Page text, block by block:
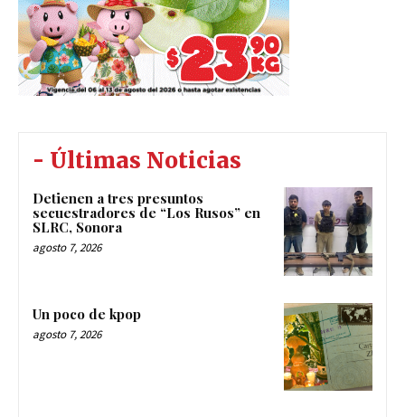
- Últimas Noticias
Detienen a tres presuntos
secuestradores de “Los Rusos” en
SLRC, Sonora
agosto 7, 2026
Un poco de kpop
agosto 7, 2026